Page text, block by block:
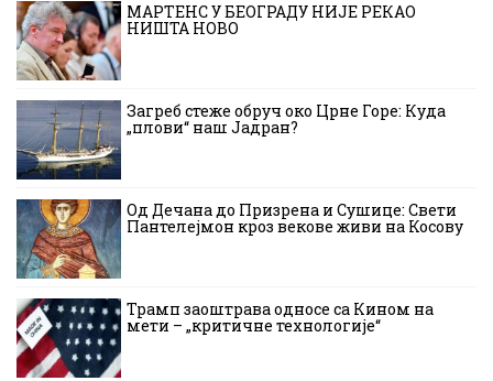
МАРТЕНС У БЕОГРАДУ НИЈЕ РЕКАО
НИШТА НОВО
Загреб стеже обруч око Црне Горе: Куда
„плови“ наш Јадран?
Од Дечана до Призрена и Сушице: Свети
Пантелејмон кроз векове живи на Косову
Трамп заоштрава односе са Кином на
мети – „критичне технологије“